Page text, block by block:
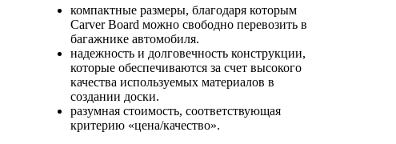
компактные размеры, благодаря которым
Carver Board можно свободно перевозить в
багажнике автомобиля.
надежность и долговечность конструкции,
которые обеспечиваются за счет высокого
качества используемых материалов в
создании доски.
разумная стоимость, соответствующая
критерию «цена/качество».